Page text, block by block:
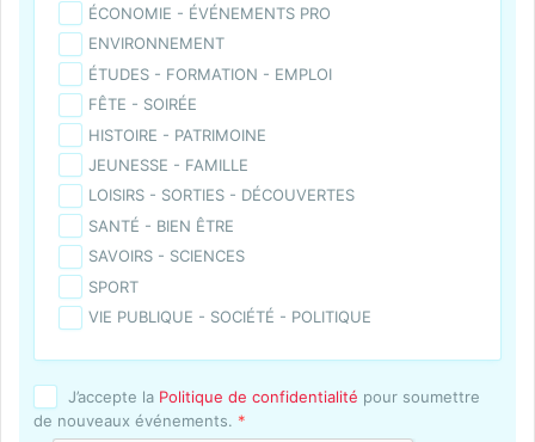
ÉCONOMIE - ÉVÉNEMENTS PRO
ENVIRONNEMENT
ÉTUDES - FORMATION - EMPLOI
FÊTE - SOIRÉE
HISTOIRE - PATRIMOINE
JEUNESSE - FAMILLE
LOISIRS - SORTIES - DÉCOUVERTES
SANTÉ - BIEN ÊTRE
SAVOIRS - SCIENCES
SPORT
VIE PUBLIQUE - SOCIÉTÉ - POLITIQUE
J’accepte la Politique de confidentialité pour soumettre
de nouveaux événements. *